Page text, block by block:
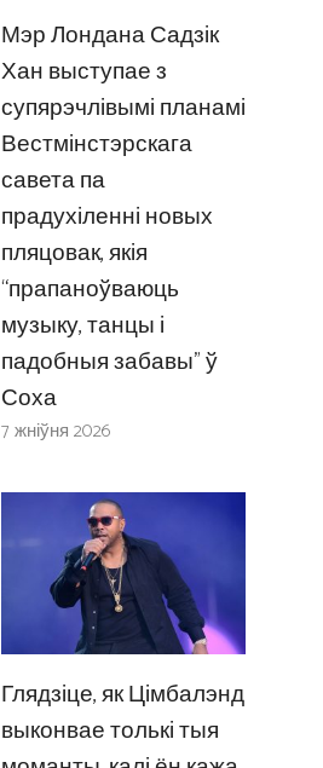
Мэр Лондана Садзік
Хан выступае з
супярэчлівымі планамі
Вестмінстэрскага
савета па
прадухіленні новых
пляцовак, якія
“прапаноўваюць
музыку, танцы і
падобныя забавы” ў
Соха
7 жніўня 2026
Глядзіце, як Цімбалэнд
выконвае толькі тыя